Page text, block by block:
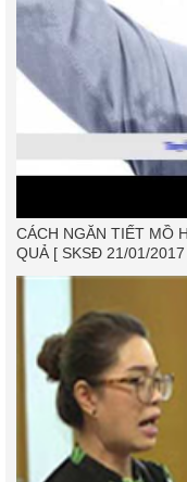
CÁCH NGĂN TIẾT MỒ
QUẢ [ SKSĐ 21/01/2017